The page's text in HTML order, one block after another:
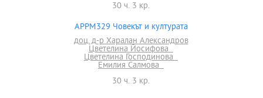
30 ч. 3 кр.
APPM329 Човекът и културата
доц. д-р Харалан Александров
Цветелина Йосифова
Цветелина Господинова
Емилия Салмова
30 ч. 3 кр.